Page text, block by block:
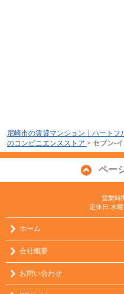
尼崎市の賃貸マンション｜ハートフ
のコンビニエンスストア > セブン-
ペー
営業時
定休日:水
ホーム
会社概要
お問い合わせ